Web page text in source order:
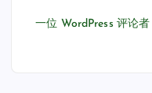
一位 WordPress 评论者